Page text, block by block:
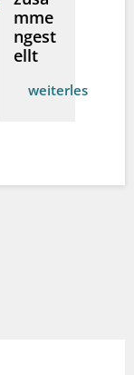
mme
ngest
ellt
weiterlesen